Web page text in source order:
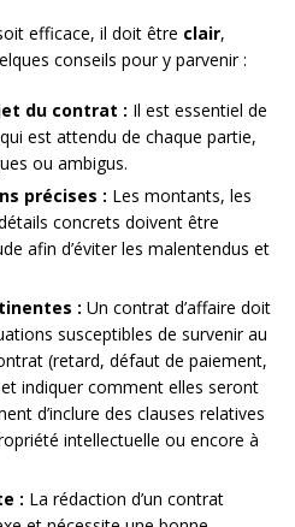
efficace, il doit être clair,
conseils pour y parvenir :
du contrat : Il est essentiel de
est attendu de chaque partie,
ou ambigus.
précises : Les montants, les
concrets doivent être
afin d’éviter les malentendus et
: Un contrat d’affaire doit
susceptibles de survenir au
(retard, défaut de paiement,
indiquer comment elles seront
d’inclure des clauses relatives
intellectuelle ou encore à
: La rédaction d’un contrat